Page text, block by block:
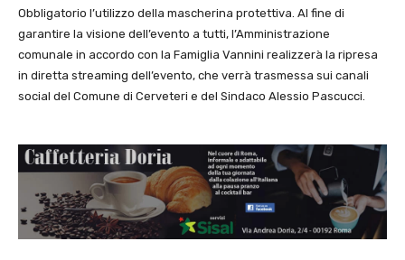
Obbligatorio l’utilizzo della mascherina protettiva. Al fine di
garantire la visione dell’evento a tutti, l’Amministrazione
comunale in accordo con la Famiglia Vannini realizzerà la ripresa
in diretta streaming dell’evento, che verrà trasmessa sui canali
social del Comune di Cerveteri e del Sindaco Alessio Pascucci.